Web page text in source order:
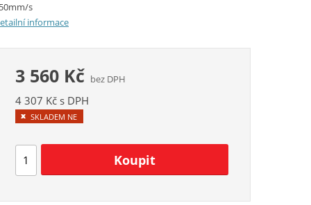
s
informace
3 560 Kč bez DPH
4 307 Kč s DPH
SKLADEM NE